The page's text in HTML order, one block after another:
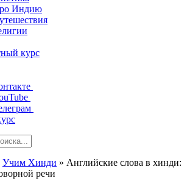
Индию
курс
Учим Хинди » Английские слова в хинди:
речи